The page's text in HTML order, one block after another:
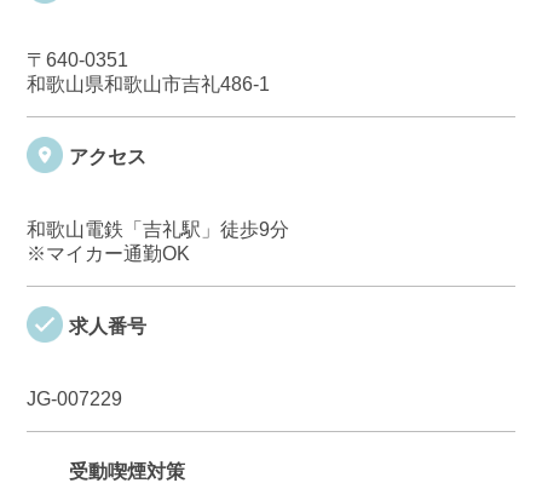
〒640-0351
和歌山県和歌山市吉礼486-1
アクセス
和歌山電鉄「吉礼駅」徒歩9分
※マイカー通勤OK
求人番号
JG-007229
受動喫煙対策